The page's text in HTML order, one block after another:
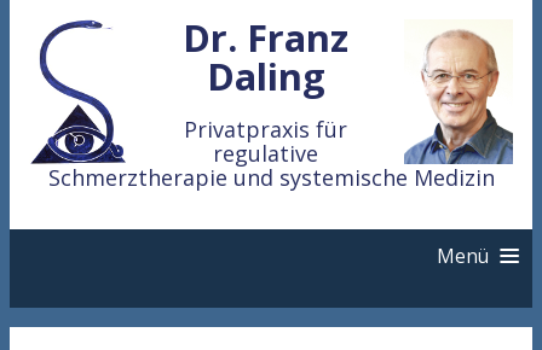
Dr. Franz
Daling
Privatpraxis für
regulative
Schmerztherapie und systemische Medizin
Menü